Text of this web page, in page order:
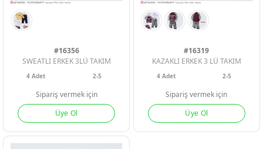
ERKEK BEBEK
KIZ BEBEK
ERKEK BEBEK
KIZ BEBEK
ERKEK BEBEK
KIZ BEBEK
#16356
SWEATLI ERKEK 3LÜ TAKIM
4Adet 2-5
Sipariş vermek için
Üye Ol
#16319
KAZAKLI ERKEK 3 LÜ TAKIM
4 Adet 2-5
Sipariş vermek için
Üye Ol